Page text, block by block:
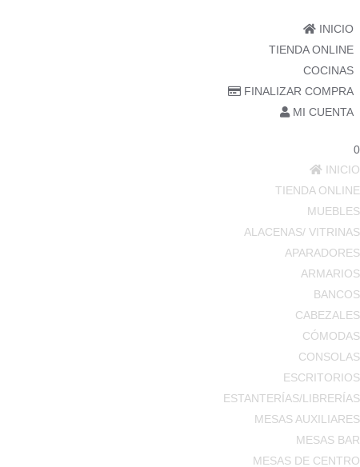
INICIO
TIENDA ONLINE
COCINAS
FINALIZAR COMPRA
MI CUENTA
0
INICIO
TIENDA ONLINE
MUEBLES
ALACENAS/ VITRINAS
APARADORES
ARMARIOS
BANCOS
CABEZALES
CÓMODAS
CONSOLAS
ESCRITORIOS
ESTANTERÍAS/LIBRERÍAS
MESAS AUXILIARES
MESAS BAR
MESAS DE CENTRO